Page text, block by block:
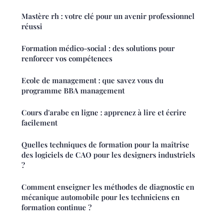
Mastère rh : votre clé pour un avenir professionnel
réussi
Formation médico-social : des solutions pour
renforcer vos compétences
Ecole de management : que savez vous du
programme BBA management
Cours d'arabe en ligne : apprenez à lire et écrire
facilement
Quelles techniques de formation pour la maîtrise
des logiciels de CAO pour les designers industriels
?
Comment enseigner les méthodes de diagnostic en
mécanique automobile pour les techniciens en
formation continue ?